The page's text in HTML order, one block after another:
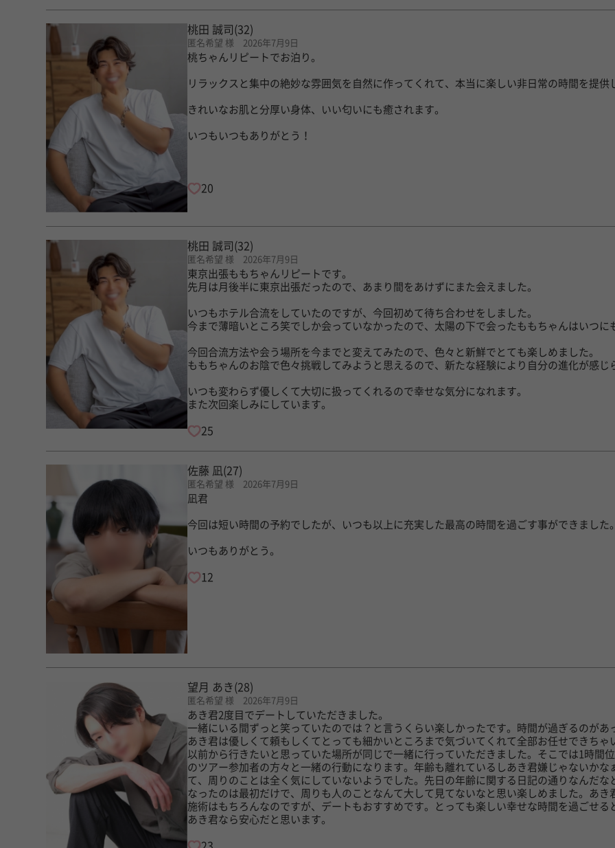
桃田 誠司(32)
匿名希望 様 2026年7月9日
桃ちゃんリピートでお泊り。
リラックスと集中の絶妙な雰囲気を自然に作ってくれて、本当に楽しい非日常の時間を提供
きれいなお肌と分厚い身体、いい匂いにも癒されます。
いつもいつもありがとう！
20
桃田 誠司(32)
匿名希望 様 2026年7月9日
東京出張ももちゃんリピートです。
先月は月後半に東京出張だったので、あまり間をあけずにまた会えました。
いつもホテル合流をしていたのですが、今回初めて待ち合わせをしました。
今まで薄暗いところ笑でしか会っていなかったので、太陽の下で会ったももちゃんはいつ
今回合流方法や会う場所を今までと変えてみたので、色々と新鮮でとても楽しめました。
ももちゃんのお陰で色々挑戦してみようと思えるので、新たな経験により自分の進化が感じ
いつも変わらず優しくて大切に扱ってくれるので幸せな気分になれます。
また次回楽しみにしています。
25
佐藤 凪(27)
匿名希望 様 2026年7月9日
凪君
今回は短い時間の予約でしたが、いつも以上に充実した最高の時間を過ごす事ができました
いつもありがとう。
12
望月 あき(28)
匿名希望 様 2026年7月9日
あき君2度目でデートしていただきました。
一緒にいる間ずっと笑っていたのでは？と言うくらい楽しかったです。時間が過ぎるのがあ
あき君は優しくて頼もしくてとっても細かいところまで気づいてくれて全部お任せできちゃ
以前から行きたいと思っていた場所が同じで一緒に行っていただきました。そこでは1時間
のツアー参加者の方々と一緒の行動になります。年齢も離れているしあき君嫌じゃないか
て、周りのことは全く気にしていないようでした。先日の年齢に関する日記の通りなんだ
なったのは最初だけで、周りも人のことなんて大して見てないなと思い楽しめました。あ
施術はもちろんなのですが、デートもおすすめです。とっても楽しい幸せな時間を過ごせ
あき君なら安心だと思います。
23